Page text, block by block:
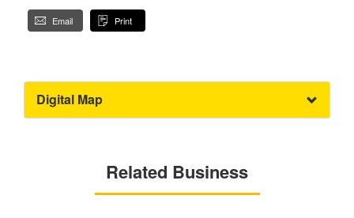
Email Print
Digital Map
Related Business